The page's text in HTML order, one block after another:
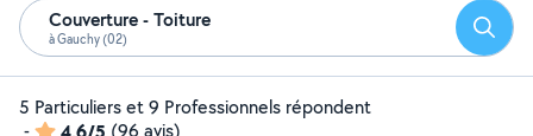
Couverture - Toiture
à Gauchy (02)
5 Particuliers et 9 Professionnels répondent
-
(96 avis)